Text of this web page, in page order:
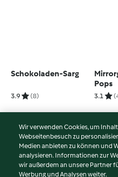
Schokoladen-Sarg
3.9 (8)
Pops
3.1
© Copyright 2026
Nutzungsbedingungen
Wir verwenden Cookies, um
Webseitenbesuch zu
Medien anbieten zu können und
analysieren. Informationen zur
wir außerdem an unsere Partner
Werbung und Analysen weiter.